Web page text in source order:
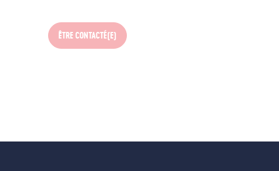
ÊTRE CONTACTÉ(E)